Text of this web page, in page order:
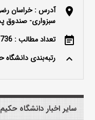
location_on
آدرس : خراسان
سبزواری- صندوق پستی 397 - کدپستی:
event_note تعداد مطالب : 736
keyboard_arrow_up رتبه‌بندی دانشگاه
سایر اخبار دانشگاه